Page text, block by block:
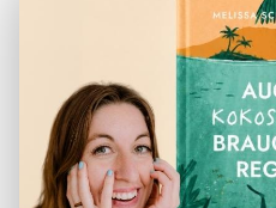
– Checkliste für
– Deine Finanzen
– Der perfekte
– Visum für